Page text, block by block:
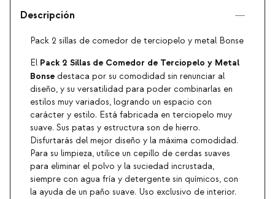
Descripción
Pack 2 sillas de comedor de terciopelo y metal Bonse
El Pack 2 Sillas de Comedor de Terciopelo y Metal
Bonse destaca por su comodidad sin renunciar al
diseño, y su versatilidad para poder combinarlas en
estilos muy variados, logrando un espacio con
carácter y estilo. Está fabricada en terciopelo muy
suave. Sus patas y estructura son de hierro.
Disfurtarás del mejor diseño y la máxima comodidad.
Para su limpieza, utilice un cepillo de cerdas suaves
para eliminar el polvo y la suciedad incrustada,
siempre con agua fría y detergente sin químicos, con
la ayuda de un paño suave. Uso exclusivo de interior.